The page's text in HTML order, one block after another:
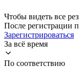
Чтобы видеть все
После регистрации
Зарегистрироваться
За всё время
По соответствию